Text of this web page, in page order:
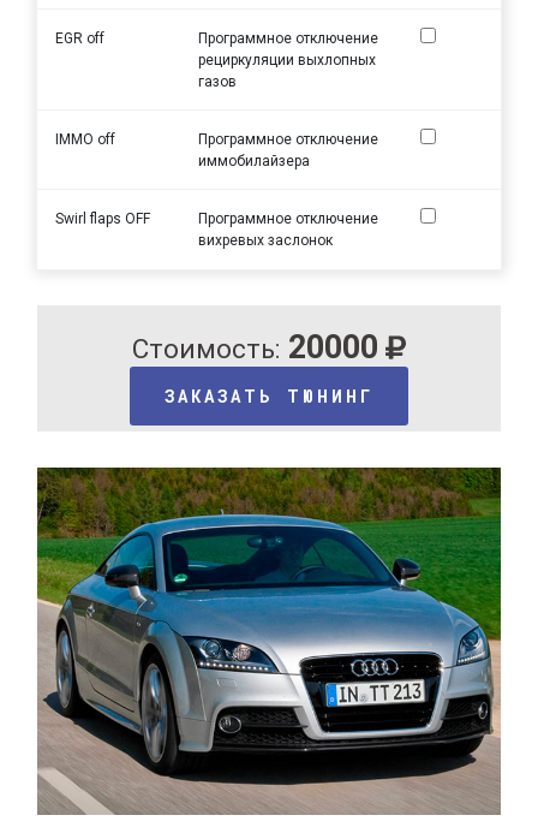
EGR off
Программное отключение
рециркуляции выхлопных
газов
IMMO off
Программное отключение
иммобилайзера
Swirl flaps OFF
Программное отключение
вихревых заслонок
Стоимость: 20000
ЗАКАЗАТЬ ТЮНИНГ